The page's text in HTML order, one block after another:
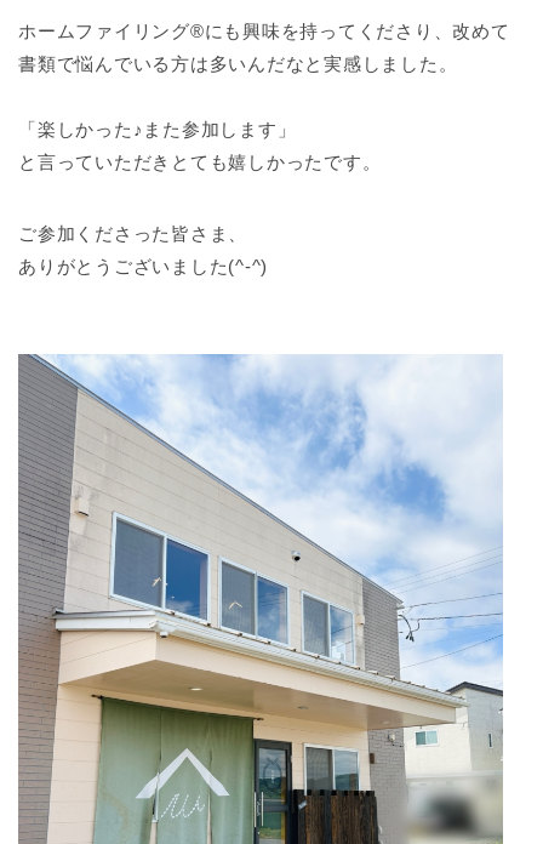
ホームファイリング®︎にも興味を持ってくださり、改めて
書類で悩んでいる方は多いんだなと実感しました。⁣
「楽しかった♪また参加します」⁣
と言っていただきとても嬉しかったです。
ご参加くださった皆さま、⁣
ありがとうございました(^-^)